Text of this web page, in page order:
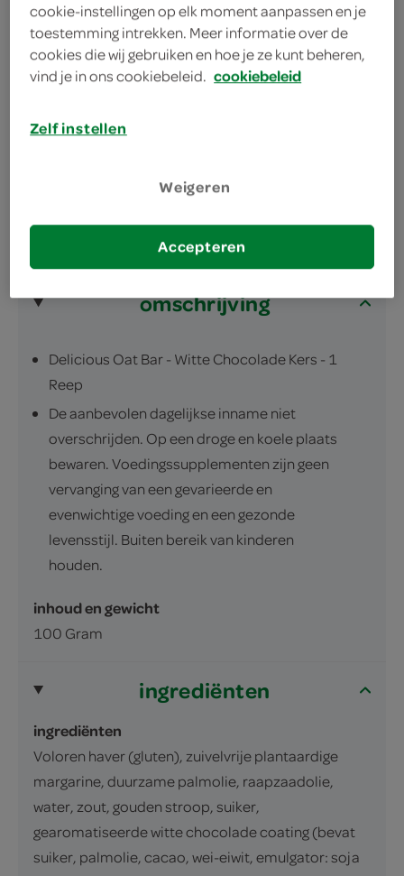
reep met witte chocolade en kers voor langdurige
energie onderweg
urenlang op topniveau presteren
omschrijving
Delicious Oat Bar - Witte Chocolade Kers - 1
Reep
De aanbevolen dagelijkse inname niet
overschrijden. Op een droge en koele plaats
bewaren. Voedingssupplementen zijn geen
vervanging van een gevarieerde en
evenwichtige voeding en een gezonde
levensstijl. Buiten bereik van kinderen
houden.
inhoud en gewicht
100 Gram
ingrediënten
ingrediënten
Voloren haver (gluten), zuivelvrije plantaardige
margarine, duurzame palmolie, raapzaadolie,
water, zout, gouden stroop, suiker,
gearomatiseerde witte chocolade coating (bevat
suiker, palmolie, cacao, wei-eiwit, emulgator: soja
cookie-instellingen op elk moment aanpassen en je
toestemming intrekken. Meer informatie over de
cookies die wij gebruiken en hoe je ze kunt beheren,
vind je in ons cookiebeleid. cookiebeleid
Zelf instellen
Weigeren
Accepteren